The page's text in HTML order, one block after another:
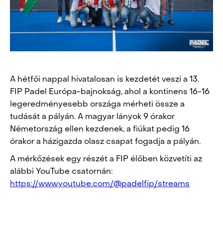
A hétfői nappal hivatalosan is kezdetét veszi a 13.
FIP Padel Európa-bajnokság, ahol a kontinens 16-16
legeredményesebb országa mérheti össze a
tudását a pályán. A magyar lányok 9 órakor
Németország ellen kezdenek, a fiúkat pedig 16
órakor a házigazda olasz csapat fogadja a pályán.
A mérkőzések egy részét a FIP élőben közvetíti az
alábbi YouTube csatornán:
https://www.youtube.com/@padelfip/streams